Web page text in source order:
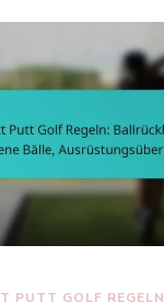
PUTT GOLF REGELN